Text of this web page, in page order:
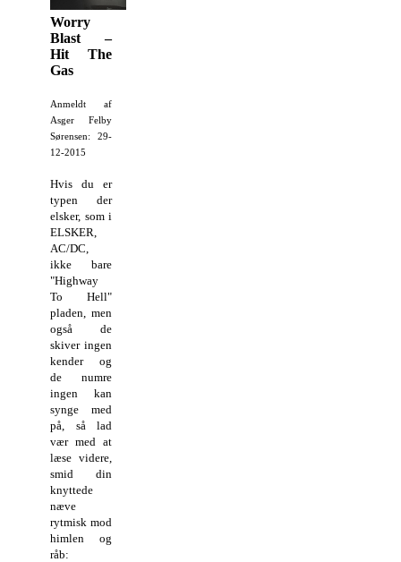
Worry
Blast –
Hit The
Gas
Anmeldt af
Asger Felby
Sørensen: 29-
12-2015
Hvis du er
typen der
elsker, som i
ELSKER,
AC/DC,
ikke bare
"Highway
To Hell"
pladen, men
også de
skiver ingen
kender og
de numre
ingen kan
synge med
på, så lad
vær med at
læse videre,
smid din
knyttede
næve
rytmisk mod
himlen og
råb: